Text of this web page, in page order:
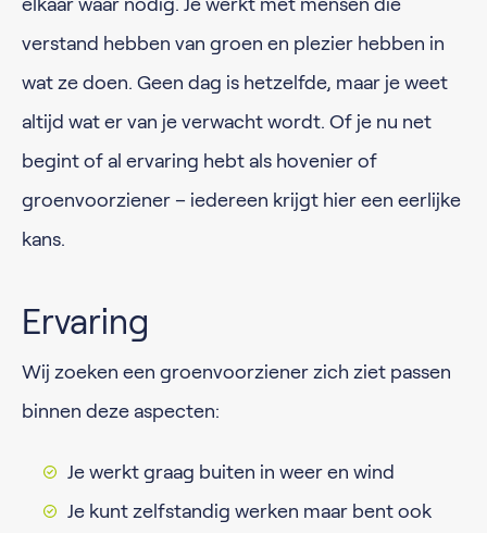
elkaar waar nodig. Je werkt met mensen die
verstand hebben van groen en plezier hebben in
wat ze doen. Geen dag is hetzelfde, maar je weet
altijd wat er van je verwacht wordt. Of je nu net
begint of al ervaring hebt als hovenier of
groenvoorziener – iedereen krijgt hier een eerlijke
kans.
Ervaring
Wij zoeken een groenvoorziener zich ziet passen
binnen deze aspecten:
Je werkt graag buiten in weer en wind
Je kunt zelfstandig werken maar bent ook